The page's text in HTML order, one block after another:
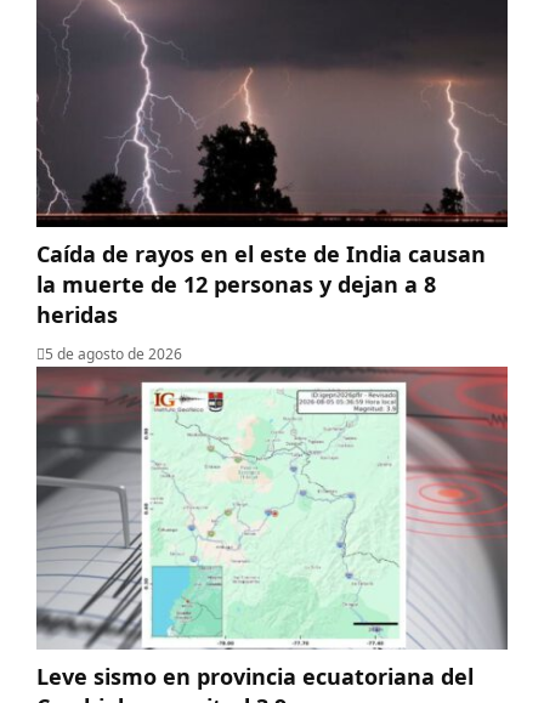
Caída de rayos en el este de India causan
la muerte de 12 personas y dejan a 8
heridas
5 de agosto de 2026
Leve sismo en provincia ecuatoriana del